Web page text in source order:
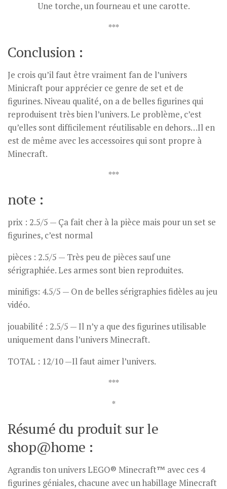
Une torche, un fourneau et une carotte.
***
Conclusion :
Je crois qu’il faut être vraiment fan de l’univers
Minicraft pour apprécier ce genre de set et de
figurines. Niveau qualité, on a de belles figurines qui
reproduisent très bien l’univers. Le problème, c’est
qu’elles sont difficilement réutilisable en dehors…Il en
est de même avec les accessoires qui sont propre à
Minecraft.
***
note :
prix : 2.5/5 — Ça fait cher à la pièce mais pour un set se
figurines, c’est normal
pièces : 2.5/5 — Très peu de pièces sauf une
sérigraphiée. Les armes sont bien reproduites.
minifigs: 4.5/5 — On de belles sérigraphies fidèles au jeu
vidéo.
jouabilité : 2.5/5 — Il n’y a que des figurines utilisable
uniquement dans l’univers Minecraft.
TOTAL : 12/10 —Il faut aimer l’univers.
***
*
Résumé du produit sur le
shop@home :
Agrandis ton univers LEGO® Minecraft™ avec ces 4
figurines géniales, chacune avec un habillage Minecraft